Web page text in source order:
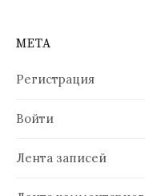
МЕТА
Регистрация
Войти
Лента записей